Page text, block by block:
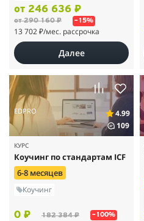
от 246 636 ₽
от 290 160 ₽ –15%
13 702 ₽/мес. рассрочка
Далее
EDPRO
4.99
109
КУРС
Коучинг по стандартам ICF
6-8 месяцев
Коучинг
0 ₽ 182 384 ₽ –100%